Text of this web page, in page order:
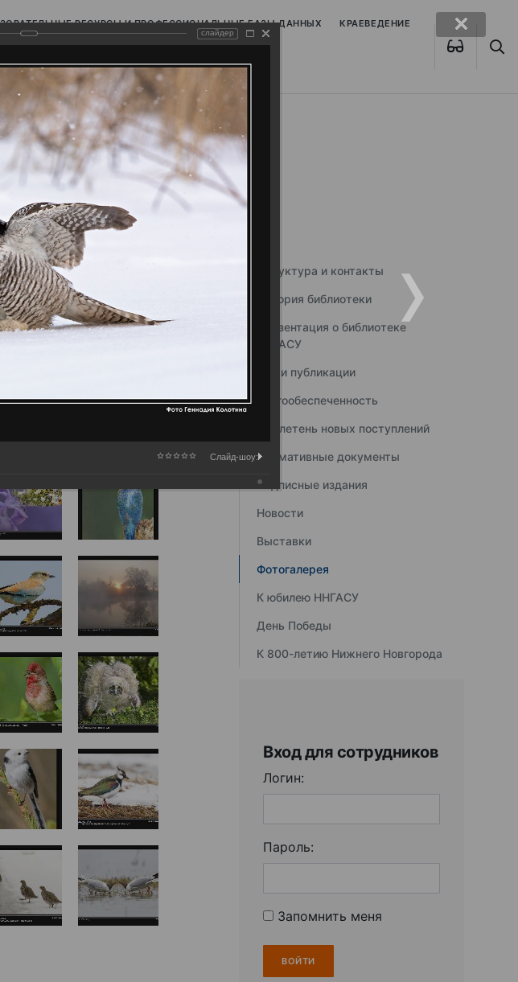
РЕСУРСЫ И ПРОФЕССИОНАЛЬНЫЕ БАЗЫ ДАННЫХ КРАЕВЕДЕНИЕ
Структура и контакты
История библиотеки
Презентация о библиотеке
ННГАСУ
Наши публикации
Книгообеспеченность
Бюллетень новых поступлений
Нормативные документы
Подписные издания
Новости
Выставки
Фотогалерея
К юбилею ННГАСУ
День Победы
К 800-летию Нижнего Новгорода
Вход для сотрудников
Логин:
Пароль:
Запомнить меня
слайдер
Слайд-шоу: